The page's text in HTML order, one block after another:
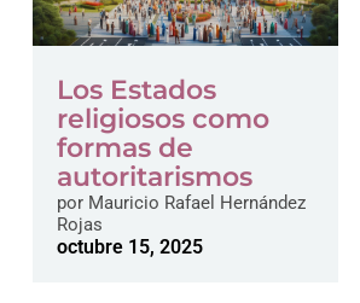
Los Estados
religiosos como
formas de
autoritarismos
por Mauricio Rafael Hernández
Rojas
octubre 15, 2025